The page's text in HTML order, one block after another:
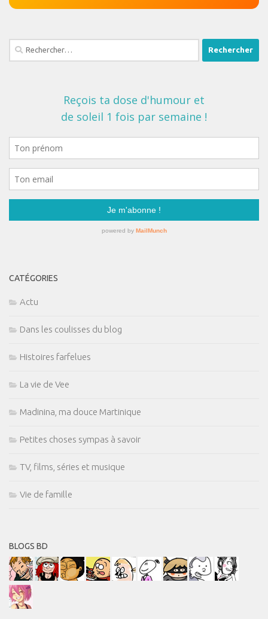
Rechercher :
CATÉGORIES
Actu
Dans les coulisses du blog
Histoires farfelues
La vie de Vee
Madinina, ma douce Martinique
Petites choses sympas à savoir
TV, films, séries et musique
Vie de famille
BLOGS BD